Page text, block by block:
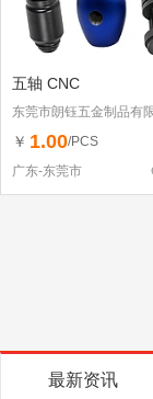
五轴 CNC
东莞市朗钰五金制品有
￥ 1.00/PCS
广东-东莞市
最新资讯